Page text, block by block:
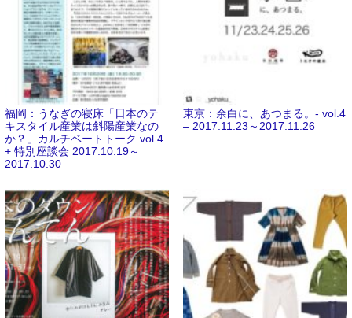
福岡：うなぎの寝床「日本のテ
キスタイル産業は斜陽産業なの
か？」カルチベートトーク vol.4
+ 特別座談会 2017.10.19～
2017.10.30
東京：余白に、あつまる。- vol.4
– 2017.11.23～2017.11.26